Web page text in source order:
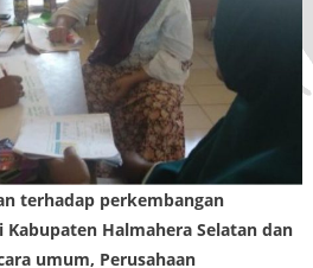
terhadap perkembangan
Halmahera Selatan dan
umum, Perusahaan